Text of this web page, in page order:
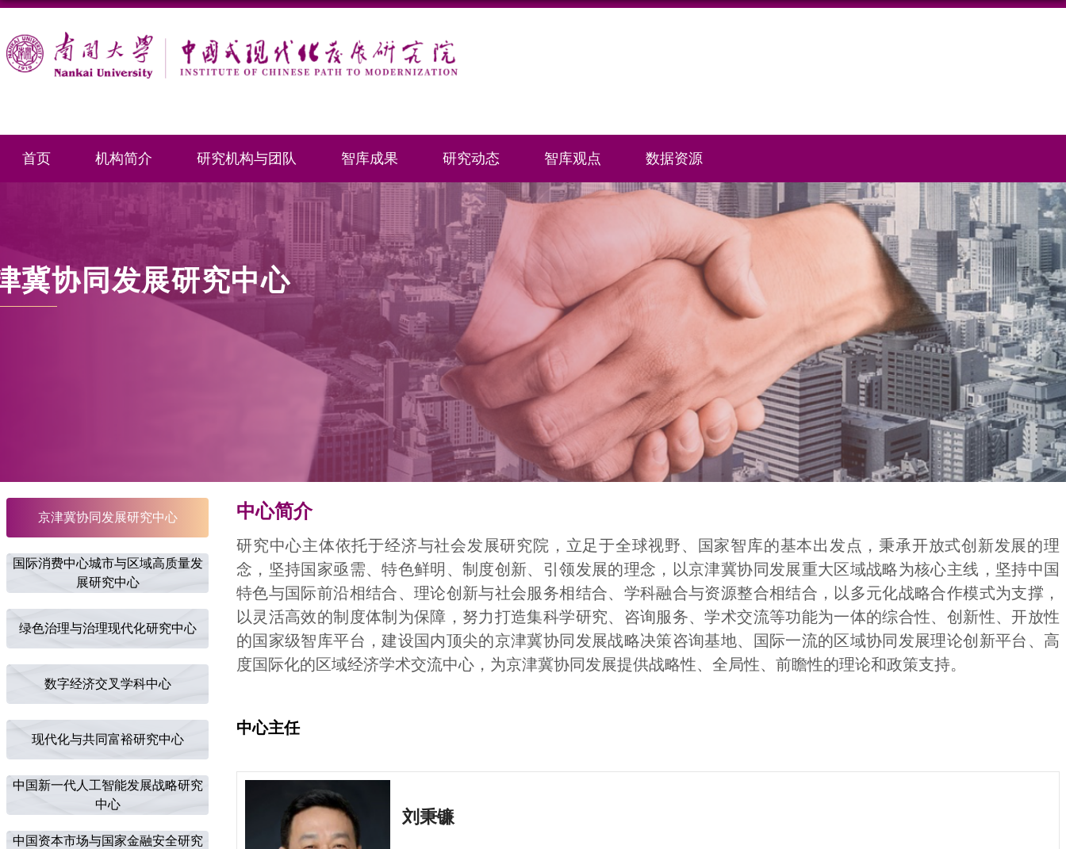
首页 机构简介 研究机构与团队 智库成果 研究动态 智库观点 数据资源
冀协同发展研究中心
京津冀协同发展研究中心
国际消费中心城市与区域高质量发
展研究中心
绿色治理与治理现代化研究中心
数字经济交叉学科中心
现代化与共同富裕研究中心
中国新一代人工智能发展战略研究
中心
中国资本市场与国家金融安全研究
中心简介
研究中心主体依托于经济与社会发展研究院，立足于全球视野、国家智库的基本出发点，秉承开放式创新发展的理
念，坚持国家亟需、特色鲜明、制度创新、引领发展的理念，以京津冀协同发展重大区域战略为核心主线，坚持中国
特色与国际前沿相结合、理论创新与社会服务相结合、学科融合与资源整合相结合，以多元化战略合作模式为支撑，
以灵活高效的制度体制为保障，努力打造集科学研究、咨询服务、学术交流等功能为一体的综合性、创新性、开放性
的国家级智库平台，建设国内顶尖的京津冀协同发展战略决策咨询基地、国际一流的区域协同发展理论创新平台、高
度国际化的区域经济学术交流中心，为京津冀协同发展提供战略性、全局性、前瞻性的理论和政策支持。
中心主任
刘秉镰